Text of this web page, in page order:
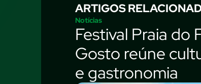
ARTIGOS
Notícias
Festival Praia do
Gosto reúne
e gastronomia